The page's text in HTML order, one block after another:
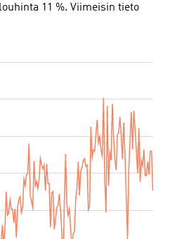
11 %. Viimeisin tieto